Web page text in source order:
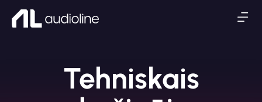
Tehniskais